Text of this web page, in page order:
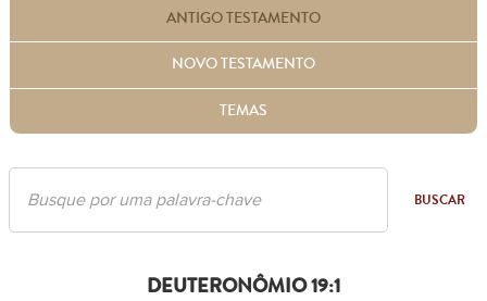
ANTIGO TESTAMENTO
NOVO TESTAMENTO
TEMAS
BUSCAR
DEUTERONÔMIO 19:1